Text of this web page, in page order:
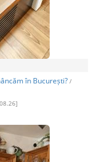
în București? /